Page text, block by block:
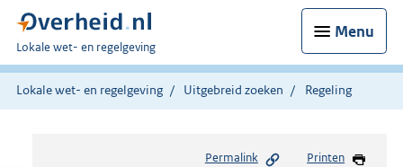
Menu
U
bent
hier:
Lokale wet- en regelgeving
Lokale wet- en regelgeving Uitgebreid zoeken Regeling
Permalink Printen